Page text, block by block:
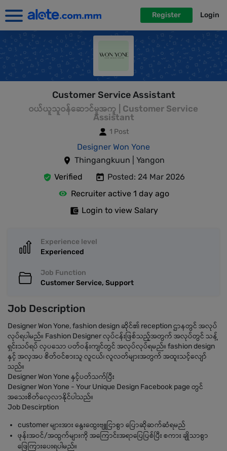
Register Login
Customer Service Assistant
ဝယ်ယူသူဝန်ဆောင်မှုအကူ | Customer Service
Assistant
1 Post
Designer Won Yone
Thingangkuun | Yangon
Verified
Posted: 24 Mar 2026
Recruiter active 1 day ago
Login to view Salary
Experience level
Experienced
Job Function
Customer Service, Support
Job Description
Designer Won Yone, fashion design ဆိုင်၏ reception ဌာနတွင် အလုပ်
လုပ်ရပါမည်။ Fashion Designer လုပ်ငန်းဖြစ်သည့်အတွက် အလုပ်တွင် သန့်
ရှင်းသပ်ရပ် လှပသော ပတ်ဝန်းကျင်တွင် အလုပ်လုပ်ရမည်။ fashion design
နှင့် အလှအပ စိတ်ဝင်စားသူ လူငယ်၊ လူလတ်များအတွက် အထူးသင့်လျော်
သည်။
Designer Won Yone နှင့်ပတ်သက်ပြီး
Designer Won Yone - Your Unique Design Facebook page တွင်
အသေးစိတ်လေ့လာနိုင်ပါသည်။
Job Descirption
customer များအား နွေးထွေးဗျူငြာစွာ ပြောဆိုဆက်ဆံရမည်
ဖုန်းအဝင်/အထွက်များကို အကြောင်းအရာပြေပြစ်ပြီး စကား ချိုသာစွာ
ဖြေကြားပေးရပါမည်။